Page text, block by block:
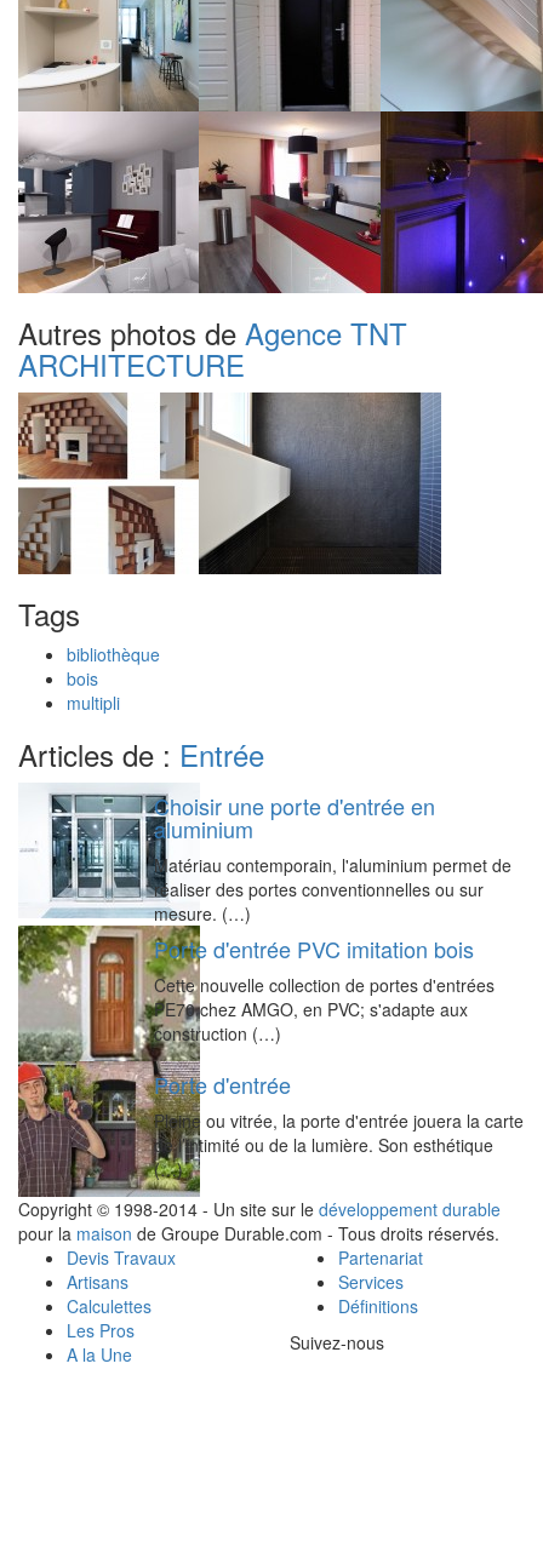
Autres photos de Agence TNT
ARCHITECTURE
Tags
bibliothèque
bois
multipli
Articles de : Entrée
Choisir une porte d'entrée en
aluminium
Matériau contemporain, l'aluminium permet de
réaliser des portes conventionnelles ou sur
mesure. (…)
Porte d'entrée PVC imitation bois
Cette nouvelle collection de portes d'entrées
PE70 chez AMGO, en PVC; s'adapte aux
construction (…)
Porte d'entrée
Pleine ou vitrée, la porte d'entrée jouera la carte
de l’intimité ou de la lumière. Son esthétique
(…)
Copyright © 1998-2014 - Un site sur le développement durable
pour la maison de Groupe Durable.com - Tous droits réservés.
Devis Travaux
Artisans
Calculettes
Les Pros
A la Une
Partenariat
Services
Définitions
Suivez-nous